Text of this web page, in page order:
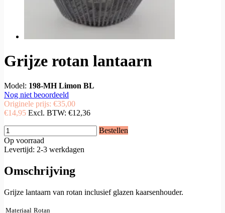
Grijze rotan lantaarn
Model: 198-MH Limon BL
Nog niet beoordeeld
Originele prijs: €35,00
€14,95 Excl. BTW: €12,36
Bestellen
Op voorraad
Levertijd: 2-3 werkdagen
Omschrijving
Grijze lantaarn van rotan inclusief glazen kaarsenhouder.
Materiaal Rotan